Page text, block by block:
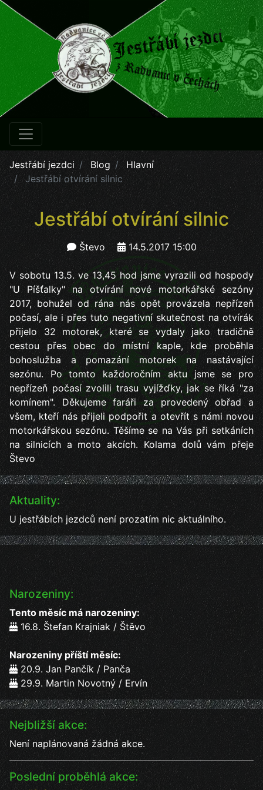
Jestřábí jezdci Blog
Hlavní
Jestřábí otvírání silnic
Aktuality:
U jestřábích jezdců není prozatím nic aktuálního.
Jestřábí otvírání silnic
Števo 14.5.2017 15:00
V sobotu 13.5. ve 13,45 hod jsme vyrazili od hospody
"U Píšťalky" na otvírání nové motorkářské sezóny
2017, bohužel od rána nás opět provázela nepřízeň
počasí, ale i přes tuto negativní skutečnost na otvírák
přijelo 32 motorek, které se vydaly jako tradičně
cestou přes obec do místní kaple, kde proběhla
bohoslužba a pomazání motorek na nastávající
sezónu. Po tomto každoročním aktu jsme se pro
nepřízeň počasí zvolili trasu vyjížďky, jak se říká "za
komínem". Děkujeme faráři za provedený obřad a
všem, kteří nás přijeli podpořit a otevřít s námi novou
motorkářskou sezónu. Těšíme se na Vás při setkáních
na silnicích a moto akcích. Kolama dolů vám přeje
Števo
Narozeniny:
Tento měsíc má narozeniny:
16.8. Štefan Krajniak / Štěvo
Narozeniny příští měsíc:
20.9. Jan Pančík / Panča
29.9. Martin Novotný / Ervín
Nejbližší akce:
Není naplánovaná žádná akce.
Poslední proběhlá akce: